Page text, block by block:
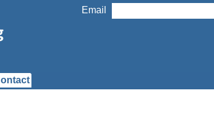
Email